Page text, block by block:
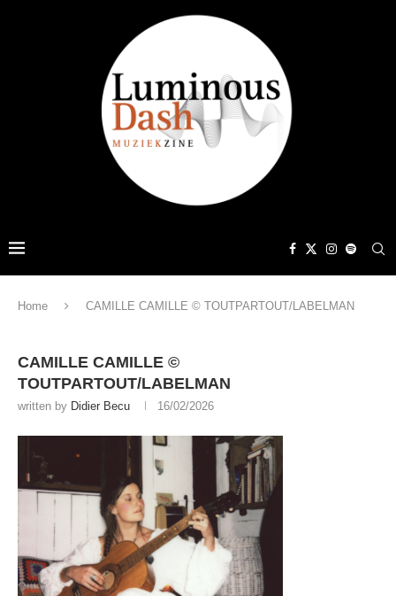
Home CAMILLE CAMILLE © TOUTPARTOUT/LABELMAN
CAMILLE CAMILLE ©
TOUTPARTOUT/LABELMAN
written by Didier Becu 16/02/2026